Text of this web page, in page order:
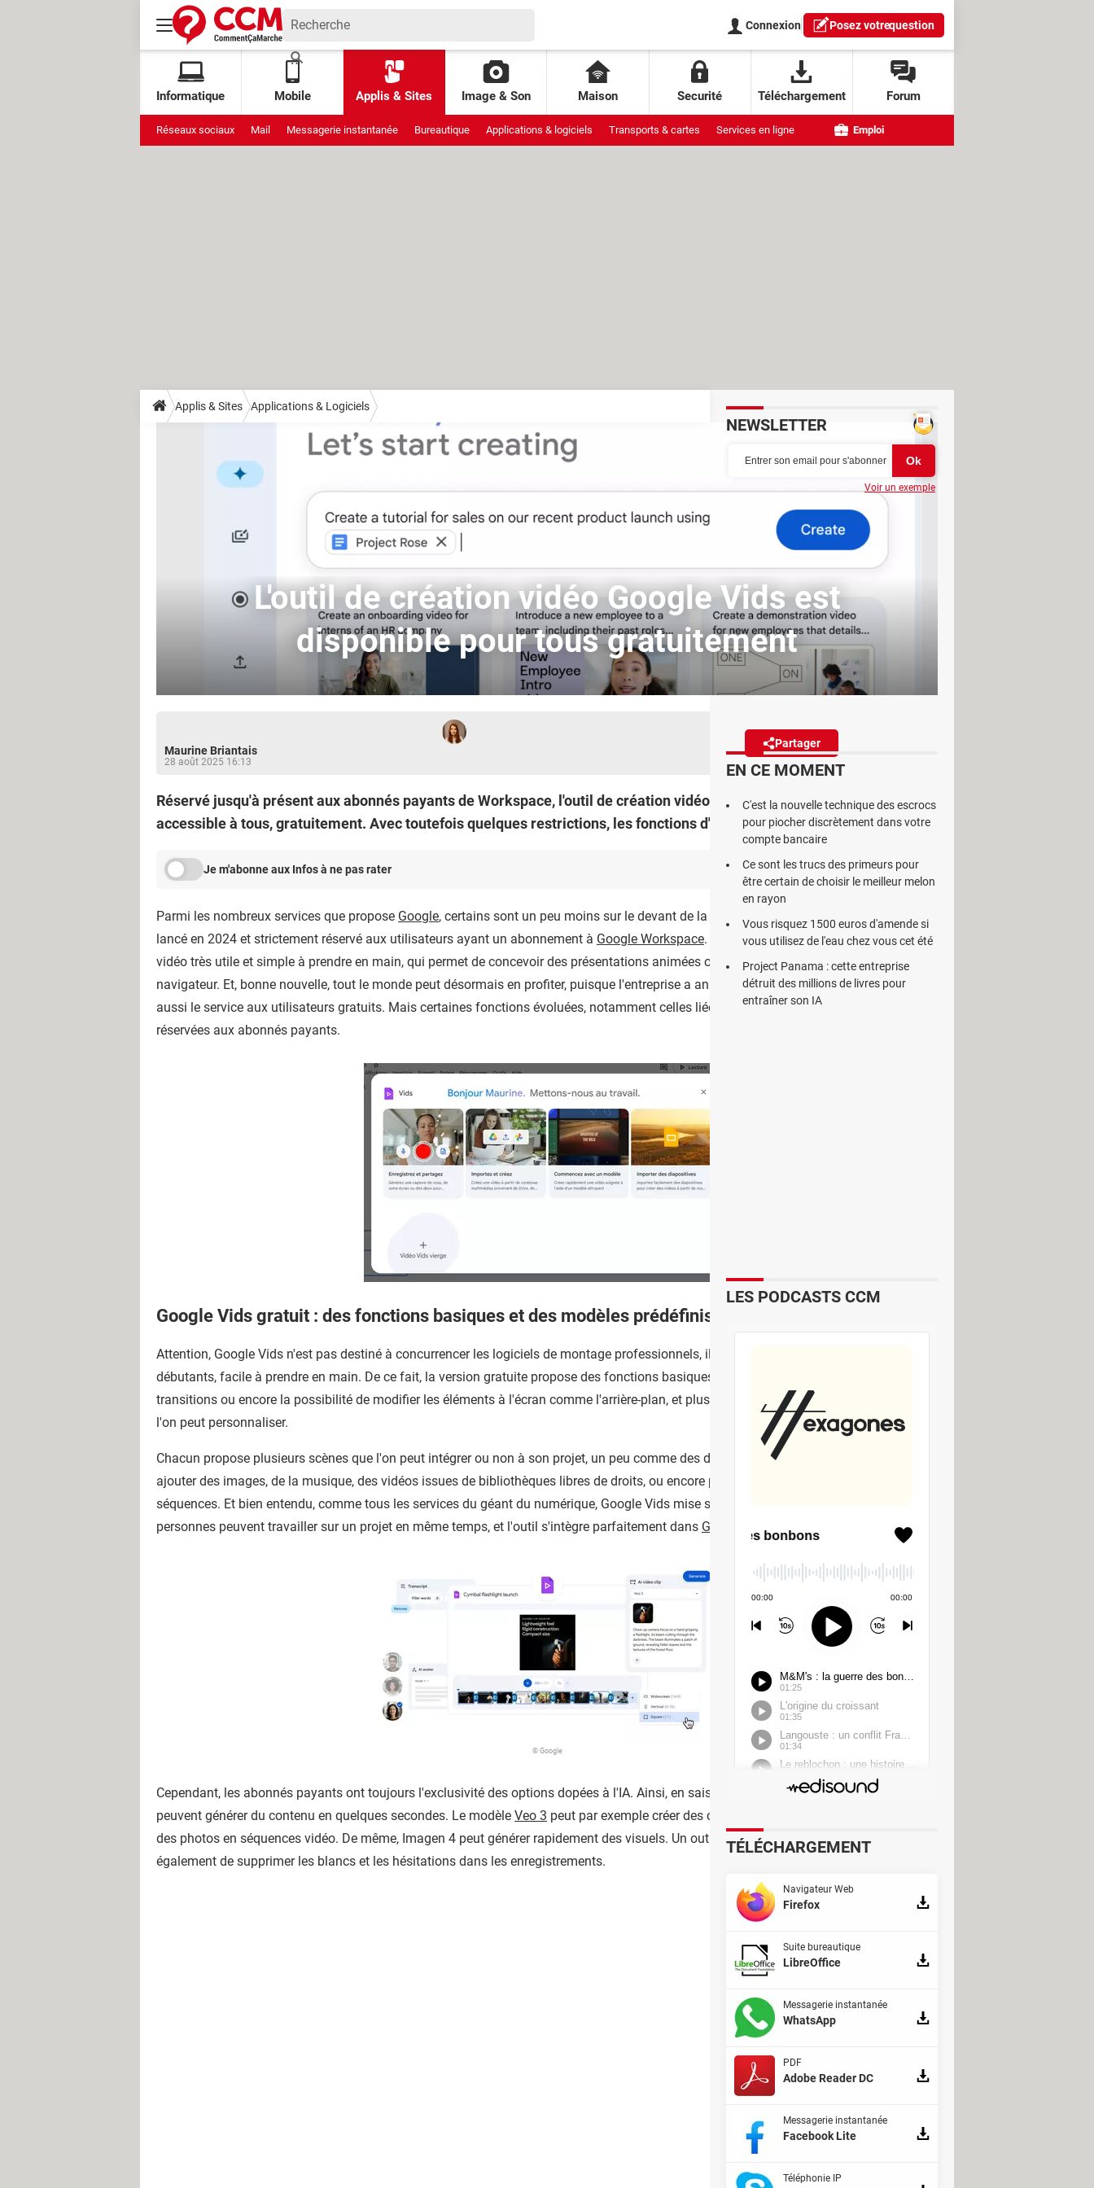
Connexion Posez votrequestion
Informatique Mobile Applis & Sites Image & Son Maison Securité Téléchargement Forum
Réseaux sociaux Mail Messagerie instantanée Bureautique Applications & logiciels Transports & cartes Services en ligne Emploi
Applis & Sites Applications & Logiciels
L'outil de création vidéo Google Vids est
disponible pour tous gratuitement
Maurine Briantais
28 août 2025 16:13
Partager
Réservé jusqu'à présent aux abonnés payants de Workspace, l'outil de création vidéo Google Vids est désormais
accessible à tous, gratuitement. Avec toutefois quelques restrictions, les fonctions d'IA étant exclusives aux abonnés.
Je m'abonne aux Infos à ne pas rater
Parmi les nombreux services que propose Google, certains sont un peu moins sur le devant de la scène. C'est le cas de Google Vids,
lancé en 2024 et strictement réservé aux utilisateurs ayant un abonnement à Google Workspace. Pourtant, c'est un outil de création
vidéo très utile et simple à prendre en main, qui permet de concevoir des présentations animées ou des clips courts directement dans le
navigateur. Et, bonne nouvelle, tout le monde peut désormais en profiter, puisque l'entreprise a annoncé dansun billet de blogouvrir
aussi le service aux utilisateurs gratuits. Mais certaines fonctions évoluées, notamment celles liées à l'
intelligence artificielle
réservées aux abonnés payants.
Google Vids gratuit : des fonctions basiques et des modèles prédéfinis
Attention, Google Vids n'est pas destiné à concurrencer les logiciels de montage professionnels, il s'agit plutôt d'un outil destiné aux
débutants, facile à prendre en main. De ce fait, la version gratuite propose des fonctions basiques, comme des animations de texte, des
transitions ou encore la possibilité de modifier les éléments à l'écran comme l'arrière-plan, et plus de cent modèles prêts à l'usage que
l'on peut personnaliser.
Chacun propose plusieurs scènes que l'on peut intégrer ou non à son projet, un peu comme des diapositives animées. On peut y
ajouter des images, de la musique, des vidéos issues de bibliothèques libres de droits, ou encore personnaliser les transitions entre les
séquences. Et bien entendu, comme tous les services du géant du numérique, Google Vids mise sur la collaboration. Ainsi, plusieurs
personnes peuvent travailler sur un projet en même temps, et l'outil s'intègre parfaitement dans Google Drive et ses services associés.
© Google
Cependant, les abonnés payants ont toujours l'exclusivité des options dopées à l'IA. Ainsi, en saisissant simplement une consigne, ils
peuvent générer du contenu en quelques secondes. Le modèle Veo 3 peut par exemple créer des clips de huit secondes ou transformer
des photos en séquences vidéo. De même, Imagen 4 peut générer rapidement des visuels. Un outil d'édition numérique permet
également de supprimer les blancs et les hésitations dans les enregistrements.
NEWSLETTER
Voir un exemple
EN CE MOMENT
C'est la nouvelle technique des escrocs
pour piocher discrètement dans votre
compte bancaire
Ce sont les trucs des primeurs pour
être certain de choisir le meilleur melon
en rayon
Vous risquez 1500 euros d'amende si
vous utilisez de l'eau chez vous cet été
Project Panama : cette entreprise
détruit des millions de livres pour
entraîner son IA
LES PODCASTS CCM
TÉLÉCHARGEMENT
Navigateur Web
Firefox
Suite bureautique
LibreOffice
Messagerie instantanée
WhatsApp
PDF
Adobe Reader DC
Messagerie instantanée
Facebook Lite
Téléphonie IP